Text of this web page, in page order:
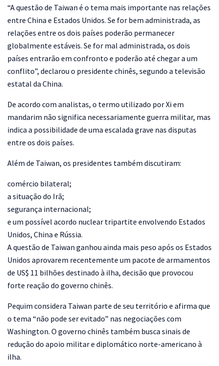
“A questão de Taiwan é o tema mais importante nas relações
entre China e Estados Unidos. Se for bem administrada, as
relações entre os dois países poderão permanecer
globalmente estáveis. Se for mal administrada, os dois
países entrarão em confronto e poderão até chegar a um
conflito”, declarou o presidente chinês, segundo a televisão
estatal da China.
De acordo com analistas, o termo utilizado por Xi em
mandarim não significa necessariamente guerra militar, mas
indica a possibilidade de uma escalada grave nas disputas
entre os dois países.
Além de Taiwan, os presidentes também discutiram:
comércio bilateral;
a situação do Irã;
segurança internacional;
e um possível acordo nuclear tripartite envolvendo Estados
Unidos, China e Rússia.
A questão de Taiwan ganhou ainda mais peso após os Estados
Unidos aprovarem recentemente um pacote de armamentos
de US$ 11 bilhões destinado à ilha, decisão que provocou
forte reação do governo chinês.
Pequim considera Taiwan parte de seu território e afirma que
o tema “não pode ser evitado” nas negociações com
Washington. O governo chinês também busca sinais de
redução do apoio militar e diplomático norte-americano à
ilha.